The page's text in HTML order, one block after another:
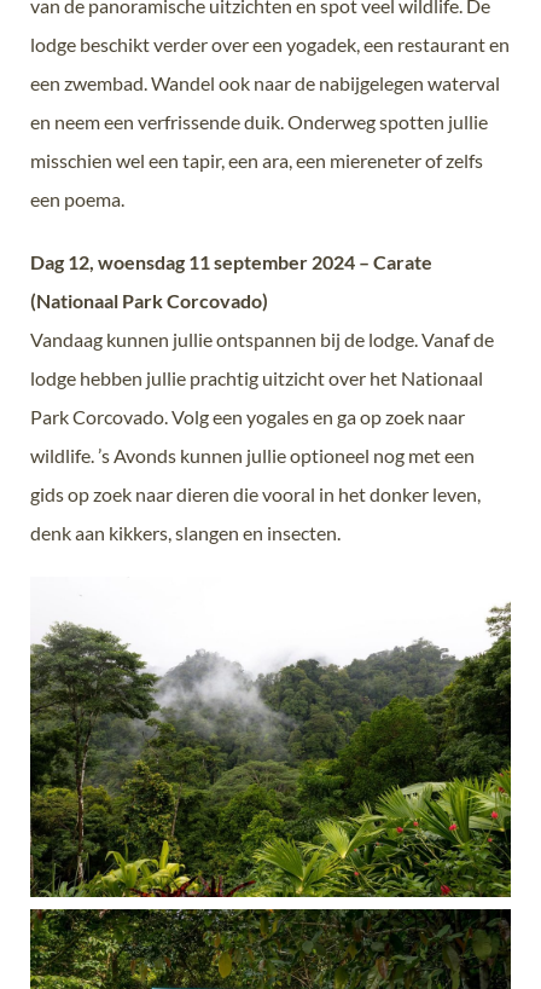
van de panoramische uitzichten en spot veel wildlife. De
lodge beschikt verder over een yogadek, een restaurant en
een zwembad. Wandel ook naar de nabijgelegen waterval
en neem een verfrissende duik. Onderweg spotten jullie
misschien wel een tapir, een ara, een miereneter of zelfs
een poema.
Dag 12, woensdag 11 september 2024 – Carate
(Nationaal Park Corcovado)
Vandaag kunnen jullie ontspannen bij de lodge. Vanaf de
lodge hebben jullie prachtig uitzicht over het Nationaal
Park Corcovado. Volg een yogales en ga op zoek naar
wildlife. ’s Avonds kunnen jullie optioneel nog met een
gids op zoek naar dieren die vooral in het donker leven,
denk aan kikkers, slangen en insecten.